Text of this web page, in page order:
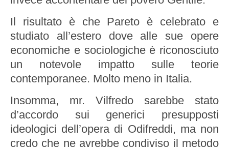
Il risultato è che Pareto è celebrato e
studiato all’estero dove alle sue opere
economiche e sociologiche è riconosciuto
un notevole impatto sulle teorie
contemporanee. Molto meno in Italia.
Insomma, mr. Vilfredo sarebbe stato
d’accordo sui generici presupposti
ideologici dell’opera di Odifreddi, ma non
credo che ne avrebbe condiviso il metodo